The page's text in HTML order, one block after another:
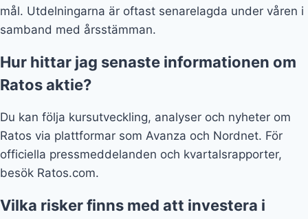
mål. Utdelningarna är oftast senarelagda under våren i
samband med årsstämman.
Hur hittar jag senaste informationen om
Ratos aktie?
Du kan följa kursutveckling, analyser och nyheter om
Ratos via plattformar som Avanza och Nordnet. För
officiella pressmeddelanden och kvartalsrapporter,
besök Ratos.com.
Vilka risker finns med att investera i